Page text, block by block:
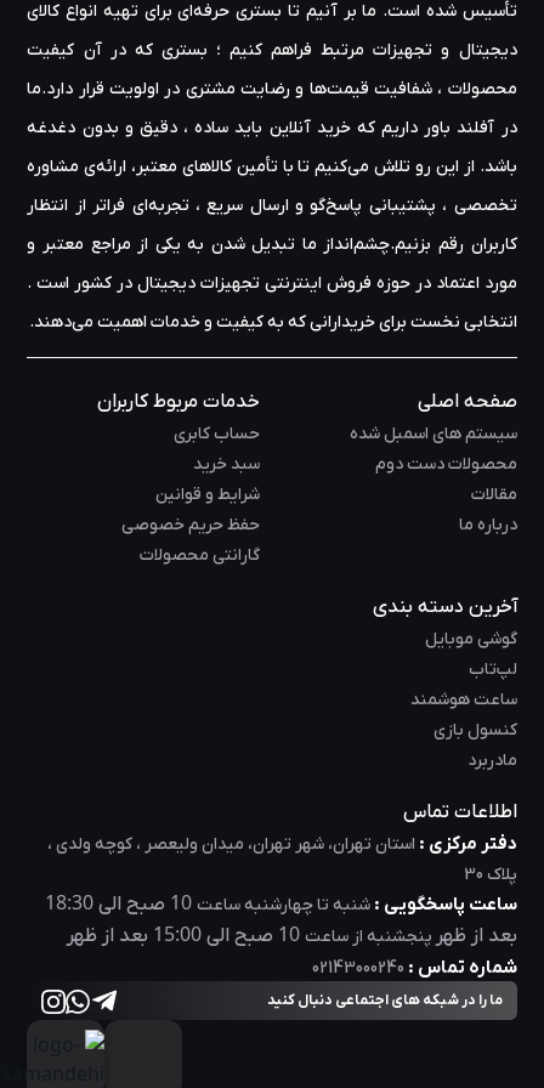
قدرتمند ترین و پیشرفته ترین لپ تاپ ها و دسکتاپ های بازی در
بازار شده است.MSI علاوه بر تمرکز بر تحقیق و توسعه، به ارائه
خدمات عالی به مشتریان نیز متعهد است. این شرکت برای
محصولات خود گارانتی ارائه می دهد و تیمی از متخصصان
پشتیبانی مشتری دارد که برای پاسخ به سوالات و ارائه کمک های
فنی در دسترس هستند.لپ تاپ ها و دسکتاپ های بازی MSI از
محبوب ترین ها در این صنعت هستند. لپ‌ تاپ‌ های گیمینگ این
شرکت به دلیل اجزای با کارایی بالا، طراحی شیک و رابط کاربر پسند
شناخته می‌ شوند ، در حالی که کامپیوتر های گیمینگ آن به دلیل
گزینه‌ های سفارشی‌ سازی و عملکرد قدرتمندشان مورد تحسین
قرار می‌گیرند.کارت های گرافیک ام اس آی در بین گیمرها نیز
محبوب هستند و به دلیل قطعات باکیفیت و عملکرد قابل اعتماد
خود شناخته می شوند. این شرکت طیف گسترده‌ ای از کارت‌ های
گرافیکی ، از مدلهای سطح پایه گرفته تا کارت‌ های بازی پیشرفته را
ارائه می‌ کند که می‌ توانند سخت‌ ترین بازیها و برنامه‌ ها را
تاثیرگذار در صنعت بازی و سخت افزار کامپیوتر است. تمرکز آن بر
نوآوری ، فناوری و خدمات به مشتریان و همچنین تعهد آن به ارائه
محصولات با کیفیت بالا ، آن را به انتخابی محبوب در میان گیمرها
و علاقه مندان به رایانه در سراسر جهان تبدیل کرده است.
تأسیس شده است. ما بر آنیم تا بستری حرفه‌ای برای تهیه‌ انواع کالای
دیجیتال و تجهیزات مرتبط فراهم کنیم ؛ بستری که در آن کیفیت
محصولات ، شفافیت قیمت‌ها و رضایت مشتری در اولویت قرار دارد.ما
در آفلند باور داریم که خرید آنلاین باید ساده ، دقیق و بدون دغدغه
باشد. از این رو تلاش می‌کنیم تا با تأمین کالاهای معتبر، ارائه‌ی مشاوره‌
تخصصی ، پشتیبانی پاسخ‌گو و ارسال سریع ، تجربه‌ای فراتر از انتظار
کاربران رقم بزنیم.چشم‌انداز ما تبدیل شدن به یکی از مراجع معتبر و
مورد اعتماد در حوزه‌ فروش اینترنتی تجهیزات دیجیتال در کشور است .
انتخابی نخست برای خریدارانی که به کیفیت و خدمات اهمیت می‌دهند.
صفحه اصلی
سیستم های اسمبل شده
محصولات دست دوم
مقالات
درباره ما
خدمات مربوط کاربران
حساب کابری
سبد خرید
شرایط و قوانین
حفظ حریم خصوصی
گارانتی محصولات
آخرین دسته بندی
گوشی موبایل
لپ‌تاب
ساعت هوشمند
کنسول بازی
مادربرد
اطلاعات تماس
دفتر مرکزی : استان تهران، شهر تهران، میدان ولیعصر ، کوچه ولدی ،
پلاک 30
ساعت پاسخگویی : شنبه تا چهارشنبه ساعت 10 صبح الی18:30
بعد از ظهر پنجشنبه از ساعت 10 صبح الی15:00 بعد از ظهر
شماره تماس : 02143000240
ما را در شبکه های اجتماعی دنبال کنید